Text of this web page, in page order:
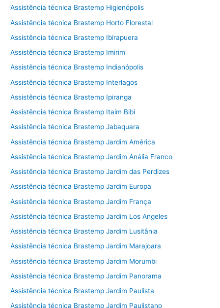
Assistência técnica Brastemp Higienópolis
Assistência técnica Brastemp Horto Florestal
Assistência técnica Brastemp Ibirapuera
Assistência técnica Brastemp Imirim
Assistência técnica Brastemp Indianópolis
Assistência técnica Brastemp Interlagos
Assistência técnica Brastemp Ipiranga
Assistência técnica Brastemp Itaim Bibi
Assistência técnica Brastemp Jabaquara
Assistência técnica Brastemp Jardim América
Assistência técnica Brastemp Jardim Anália Franco
Assistência técnica Brastemp Jardim das Perdizes
Assistência técnica Brastemp Jardim Europa
Assistência técnica Brastemp Jardim França
Assistência técnica Brastemp Jardim Los Angeles
Assistência técnica Brastemp Jardim Lusitânia
Assistência técnica Brastemp Jardim Marajoara
Assistência técnica Brastemp Jardim Morumbi
Assistência técnica Brastemp Jardim Panorama
Assistência técnica Brastemp Jardim Paulista
Assistência técnica Brastemp Jardim Paulistano